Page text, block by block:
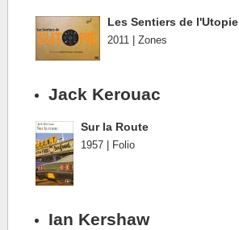
Les Sentiers de l'Utopie
2011 | Zones
Jack Kerouac
Sur la Route
1957 | Folio
Ian Kershaw